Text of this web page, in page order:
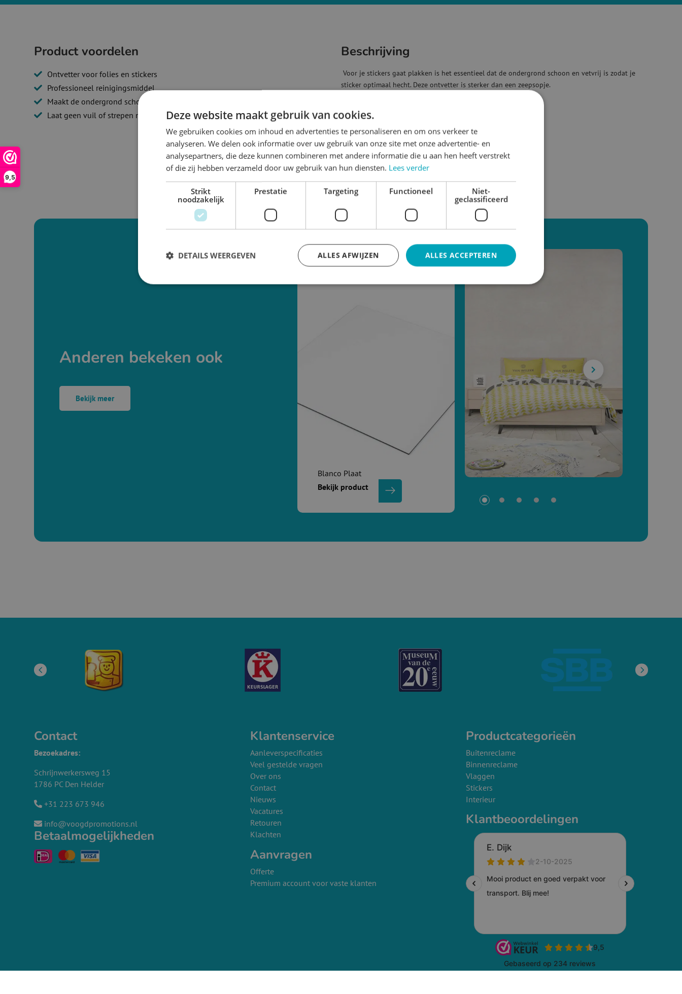
9,5
Product voordelen
Ontvetter voor folies en stickers
Professioneel reinigingsmiddel
Maakt de ondergrond schoon en stofvrij
Laat geen vuil of strepen na
Beschrijving
Voor je stickers gaat plakken is het essentieel dat de ondergrond schoon en vetvrij is zodat je
sticker optimaal hecht. Deze ontvetter is sterker dan een zeepsopje.
Anderen bekeken ook
Bekijk meer
Blanco Plaat
Bekijk product
Contact
Bezoekadres:
Schrijnwerkersweg 15
1786 PC Den Helder
+31 223 673 946
info@voogdpromotions.nl
Betaalmogelijkheden
Klantenservice
Aanleverspecificaties
Veel gestelde vragen
Over ons
Contact
Nieuws
Vacatures
Retouren
Klachten
Aanvragen
Offerte
Premium account voor vaste klanten
Productcategorieën
Buitenreclame
Binnenreclame
Vlaggen
Stickers
Interieur
Klantbeoordelingen
Deze website maakt gebruik van cookies.
We gebruiken cookies om inhoud en advertenties te personaliseren en om ons verkeer te
analyseren. We delen ook informatie over uw gebruik van onze site met onze advertentie- en
analysepartners, die deze kunnen combineren met andere informatie die u aan hen heeft verstrekt
of die zij hebben verzameld door uw gebruik van hun diensten. Lees verder
Strikt
noodzakelijk
Prestatie Targeting Functioneel
Niet-
geclassificeerd
ALLES ACCEPTEREN
ALLES AFWIJZEN
DETAILS WEERGEVEN